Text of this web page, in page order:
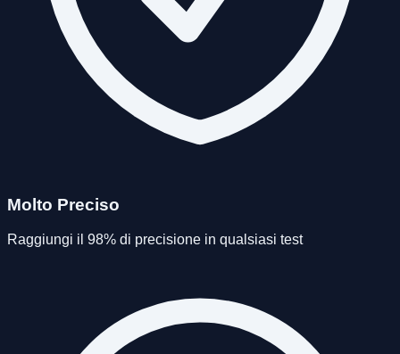
Molto Preciso
Raggiungi il 98% di precisione in qualsiasi test